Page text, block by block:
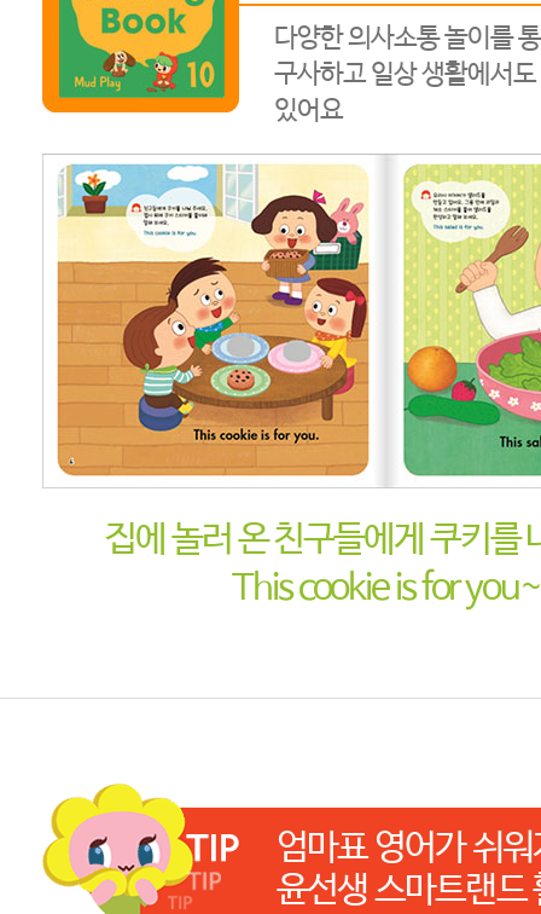
다양한 의사소통 놀이를
구사하고 일상 생활에서
있어요
집에 놀러 온 친구들에게 쿠키를
This cookie is for you~
엄마표 영어가 쉬
윤선생 스마트랜드